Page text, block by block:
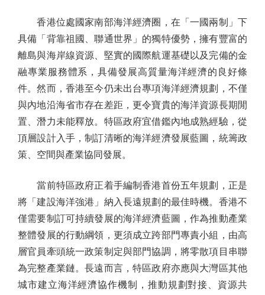
香港位處國家南部海洋經濟圈，在「一國兩制」下
具備「背靠祖國、聯通世界」的獨特優勢，擁有豐富的
離島與海岸線資源、堅實的國際航運基礎以及完備的金
融專業服務體系，具備發展高質量海洋經濟的良好條
件。然而，香港至今仍未出台專項海洋經濟規劃，不僅
與內地沿海省市存在差距，更令寶貴的海洋資源長期閒
置、潛力未能釋放。特區政府宜借鑑內地成熟經驗，從
頂層設計入手，制訂清晰的海洋經濟發展藍圖，統籌政
策、空間與產業協同發展。
當前特區政府正着手編制香港首份五年規劃，正是
將「建設海洋強港」納入長遠規劃的最佳時機。香港不
僅需要制訂可持續發展的海洋經濟藍圖，作為推動產業
整體發展的行動綱領，更須成立跨部門專責小組，由高
層官員牽頭統一政策制定與部門協調，將零散項目串聯
為完整產業鏈。長遠而言，特區政府亦應與大灣區其他
城市建立海洋經濟協作機制，推動規劃對接、資源共